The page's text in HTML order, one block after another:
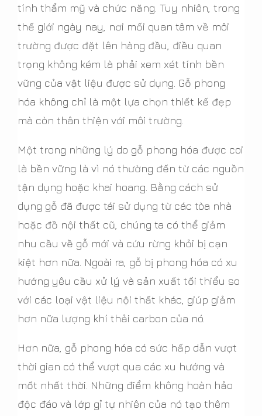
tính thẩm mỹ và chức năng. Tuy nhiên, trong
thế giới ngày nay, nơi mối quan tâm về môi
trường được đặt lên hàng đầu, điều quan
trọng không kém là phải xem xét tính bền
vững của vật liệu được sử dụng. Gỗ phong
hóa không chỉ là một lựa chọn thiết kế đẹp
mà còn thân thiện với môi trường.
Một trong những lý do gỗ phong hóa được coi
là bền vững là vì nó thường đến từ các nguồn
tận dụng hoặc khai hoang. Bằng cách sử
dụng gỗ đã được tái sử dụng từ các tòa nhà
hoặc đồ nội thất cũ, chúng ta có thể giảm
nhu cầu về gỗ mới và cứu rừng khỏi bị cạn
kiệt hơn nữa. Ngoài ra, gỗ bị phong hóa có xu
hướng yêu cầu xử lý và sản xuất tối thiểu so
với các loại vật liệu nội thất khác, giúp giảm
hơn nữa lượng khí thải carbon của nó.
Hơn nữa, gỗ phong hóa có sức hấp dẫn vượt
thời gian có thể vượt qua các xu hướng và
mốt nhất thời. Những điểm không hoàn hảo
độc đáo và lớp gỉ tự nhiên của nó tạo thêm